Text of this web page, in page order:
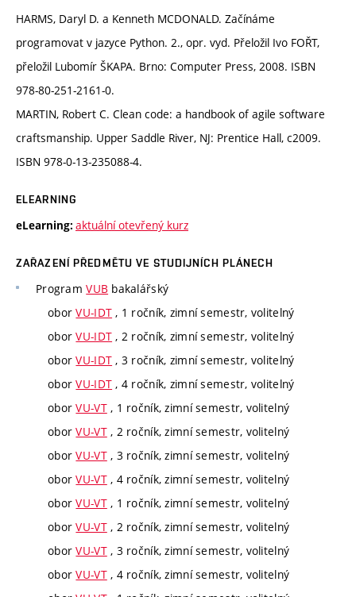
HARMS, Daryl D. a Kenneth MCDONALD. Začínáme
programovat v jazyce Python. 2., opr. vyd. Přeložil Ivo FOŘT,
přeložil Lubomír ŠKAPA. Brno: Computer Press, 2008. ISBN
978-80-251-2161-0.
MARTIN, Robert C. Clean code: a handbook of agile software
craftsmanship. Upper Saddle River, NJ: Prentice Hall, c2009.
ISBN 978-0-13-235088-4.
ELEARNING
eLearning: aktuální otevřený kurz
ZAŘAZENÍ PŘEDMĚTU VE STUDIJNÍCH PLÁNECH
ProgramVUB bakalářský
oborVU-IDT , 1 ročník, zimní semestr, volitelný
oborVU-IDT , 2 ročník, zimní semestr, volitelný
oborVU-IDT , 3 ročník, zimní semestr, volitelný
oborVU-IDT , 4 ročník, zimní semestr, volitelný
oborVU-VT, 1 ročník, zimní semestr, volitelný
oborVU-VT, 2 ročník, zimní semestr, volitelný
oborVU-VT, 3 ročník, zimní semestr, volitelný
oborVU-VT, 4 ročník, zimní semestr, volitelný
oborVU-VT, 1 ročník, zimní semestr, volitelný
oborVU-VT, 2 ročník, zimní semestr, volitelný
oborVU-VT, 3 ročník, zimní semestr, volitelný
oborVU-VT, 4 ročník, zimní semestr, volitelný